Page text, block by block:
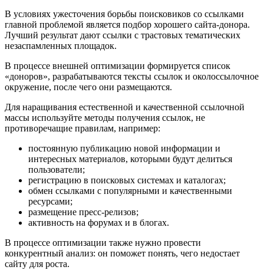
В условиях ужесточения борьбы поисковиков со ссылками
главной проблемой является подбор хорошего сайта-донора.
Лучший результат дают ссылки с трастовых тематических
незаспамленных площадок.
В процессе внешней оптимизации формируется список
«доноров», разрабатываются тексты ссылок и околоссылочное
окружение, после чего они размещаются.
Для наращивания естественной и качественной ссылочной
массы используйте методы получения ссылок, не
противоречащие правилам, например:
постоянную публикацию новой информации и
интересных материалов, которыми будут делиться
пользователи;
регистрацию в поисковых системах и каталогах;
обмен ссылками с популярными и качественными
ресурсами;
размещение пресс-релизов;
активность на форумах и в блогах.
В процессе оптимизации также нужно провести
конкурентный анализ: он поможет понять, чего недостает
сайту для роста.